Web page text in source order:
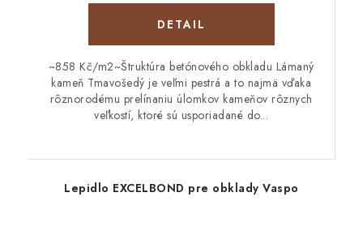
DETAIL
~858 Kč/m2~Štruktúra betónového obkladu Lámaný
kameň Tmavošedý je veľmi pestrá a to najmä vďaka
rôznorodému prelínaniu úlomkov kameňov rôznych
veľkostí, ktoré sú usporiadané do...
Lepidlo EXCELBOND pre obklady Vaspo